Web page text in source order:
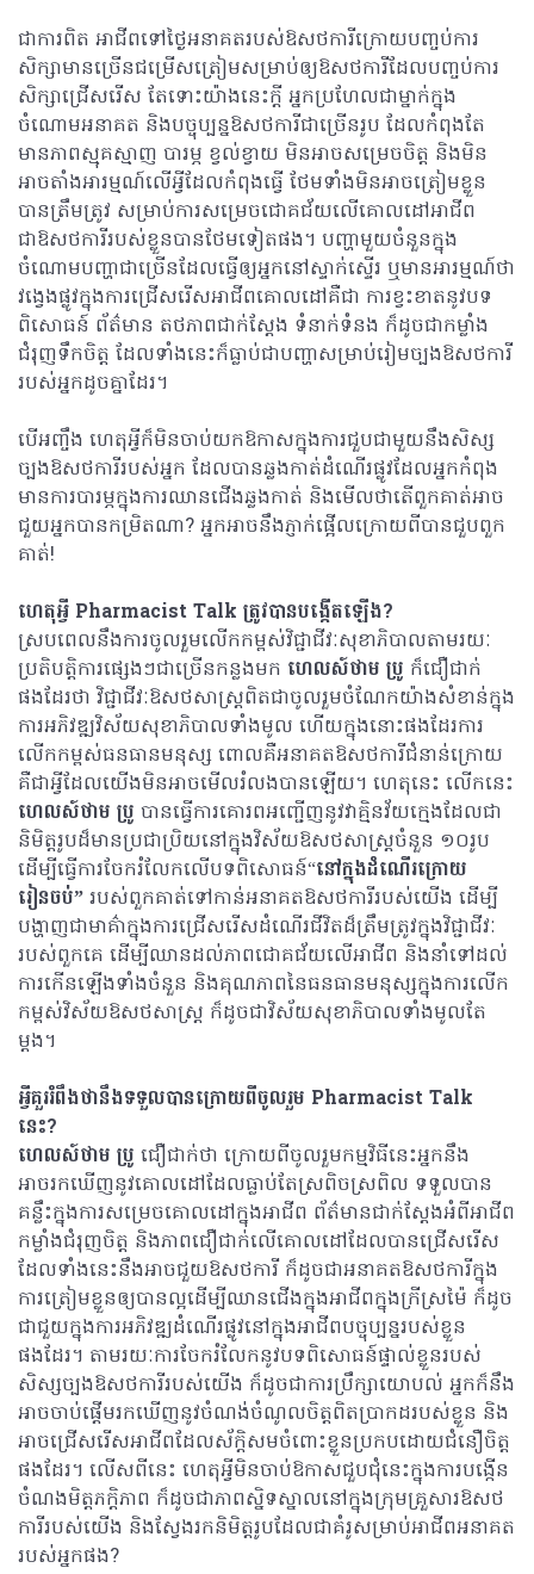
ជាការពិត អាជីពទៅថ្ងៃអនាគតរបស់ឱសថការីក្រោយបញ្ចប់ការ
សិក្សាមានច្រើនជម្រើសត្រៀមសម្រាប់ឲ្យឱសថការីដែលបញ្ចប់ការ
សិក្សាជ្រើសរើស តែទោះយ៉ាងនេះក្តី អ្នកប្រហែលជាម្នាក់ក្នុង
ចំណោមអនាគត និងបច្ចុប្បន្នឱសថការីជាច្រើនរូប ដែលកំពុងតែ
មានភាពស្មុគស្មាញ បារម្ភ ខ្វល់ខ្វាយ មិនអាចសម្រេចចិត្ត និងមិន
អាចតាំងអារម្មណ៍លើអ្វីដែលកំពុងធ្វើ ថែមទាំងមិនអាចត្រៀមខ្លួន
បានត្រឹមត្រូវ សម្រាប់ការសម្រេចជោគជ័យលើគោលដៅអាជីព
ជាឱសថការីរបស់ខ្លួនបានថែមទៀតផង។ បញ្ហាមួយចំនួនក្នុង
ចំណោមបញ្ហាជាច្រើនដែលធ្វើឲ្យអ្នកនៅស្ទាក់ស្ទើរ ឬមានអារម្មណ៍ថា
វង្វេងផ្លូវក្នុងការជ្រើសរើសអាជីពគោលដៅគឺជា ការខ្វះខាតនូវបទ
ពិសោធន៍ ព័ត៌មាន តថភាពជាក់ស្តែង ទំនាក់ទំនង ក៏ដូចជាកម្លាំង
ជំរុញទឹកចិត្ត ដែលទាំងនេះក៏ធ្លាប់ជាបញ្ហាសម្រាប់រៀមច្បងឱសថការី
របស់អ្នកដូចគ្នាដែរ។
បើអញ្ចឹង ហេតុអ្វីក៏មិនចាប់យកឱកាសក្នុងការជួបជាមួយនឹងសិស្ស
ច្បងឱសថការីរបស់អ្នក ដែលបានឆ្លងកាត់ដំណើរផ្លូវដែលអ្នកកំពុង
មានការបារម្ភក្នុងការឈានជើងឆ្លងកាត់ និងមើលថាតើពួកគាត់អាច
ជួយអ្នកបានកម្រិតណា? អ្នកអាចនឹងភ្ញាក់ផ្អើលក្រោយពីបានជួបពួក
គាត់!
ហេតុអ្វី Pharmacist Talk ត្រូវបានបង្កើតឡើង?
ស្របពេលនឹងការចូលរួមលើកកម្ពស់វិជ្ជាជីវៈសុខាភិបាលតាមរយៈ
ប្រតិបត្តិការផ្សេងៗជាច្រើនកន្លងមក ហេលស៍ថាម ប្រូ ក៏ជឿជាក់
ផងដែរថា វិជ្ជាជីវៈឱសថសាស្ត្រពិតជាចូលរួមចំណែកយ៉ាងសំខាន់ក្នុង
ការអភិវឌ្ឍវិស័យសុខាភិបាលទាំងមូល ហើយក្នុងនោះផងដែរការ
លើកកម្ពស់ធនធានមនុស្ស ពោលគឺអនាគតឱសថការីជំនាន់ក្រោយ
គឺជាអ្វីដែលយើងមិនអាចមើលរំលងបានឡើយ។ ហេតុនេះ លើកនេះ
ហេលស៍ថាម ប្រូ បានធ្វើការគោរពអញ្ជើញនូវវាគ្មិនវ័យក្មេងដែលជា
និមិត្តរូបដ៏មានប្រជាប្រិយនៅក្នុងវិស័យឱសថសាស្ត្រចំនួន ១០រូប
ដើម្បីធ្វើការចែករំលែកលើបទពិសោធន៍“នៅក្នុងដំណើរក្រោយ
រៀនចប់” របស់ពួកគាត់ទៅកាន់អនាគតឱសថការីរបស់យើង ដើម្បី
បង្ហាញជាមាគ៌ាក្នុងការជ្រើសរើសដំណើរជីវិតដ៏ត្រឹមត្រូវក្នុងវិជ្ជាជីវៈ
របស់ពួកគេ ដើម្បីឈានដល់ភាពជោគជ័យលើអាជីព និងនាំទៅដល់
ការកើនឡើងទាំងចំនួន និងគុណភាពនៃធនធានមនុស្សក្នុងការលើក
កម្ពស់វិស័យឱសថសាស្ត្រ ក៏ដូចជាវិស័យសុខាភិបាលទាំងមូលតែ
ម្តង។
អ្វីគួររំពឹងថានឹងទទួលបានក្រោយពីចូលរួម Pharmacist Talk
នេះ?
ហេលស៍ថាម ប្រូ ជឿជាក់ថា ក្រោយពីចូលរួមកម្មវិធីនេះអ្នកនឹង
អាចរកឃើញនូវគោលដៅដែលធ្លាប់តែស្រពិចស្រពិល ទទួលបាន
គន្លឹះក្នុងការសម្រេចគោលដៅក្នុងអាជីព ព័ត៌មានជាក់ស្តែងអំពីអាជីព
កម្លាំងជំរុញចិត្ត និងភាពជឿជាក់លើគោលដៅដែលបានជ្រើសរើស
ដែលទាំងនេះនឹងអាចជួយឱសថការី ក៏ដូចជាអនាគតឱសថការីក្នុង
ការត្រៀមខ្លួនឲ្យបានល្អដើម្បីឈានជើងក្នុងអាជីពក្នុងក្រីស្រម៉ៃ ក៏ដូច
ជាជួយក្នុងការអភិវឌ្ឍដំណើរផ្លូវនៅក្នុងអាជីពបច្ចុប្បន្នរបស់ខ្លួន
ផងដែរ។ តាមរយៈការចែករំលែកនូវបទពិសោធន៍ផ្ទាល់ខ្លួនរបស់
សិស្សច្បងឱសថការីរបស់យើង ក៏ដូចជាការប្រឹក្សាយោបល់ អ្នកក៏នឹង
អាចចាប់ផ្តើមរកឃើញនូវចំណង់ចំណូលចិត្តពិតប្រាកដរបស់ខ្លួន និង
អាចជ្រើសរើសអាជីពដែលស័ក្តិសមចំពោះខ្លួនប្រកបដោយជំនឿចិត្ត
ផងដែរ។ លើសពីនេះ ហេតុអ្វីមិនចាប់ឱកាសជួបជុំនេះក្នុងការបង្កើន
ចំណងមិត្តភក្តិភាព ក៏ដូចជាភាពស្និទស្នាលនៅក្នុងក្រុមគ្រួសារឱសថ
ការីរបស់យើង និងស្វែងរកនិមិត្តរូបដែលជាគំរូសម្រាប់អាជីពអនាគត
របស់អ្នកផង?